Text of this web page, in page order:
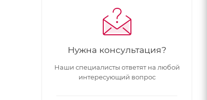
Нужна консультация?
Наши специалисты ответят на любой
интересующий вопрос